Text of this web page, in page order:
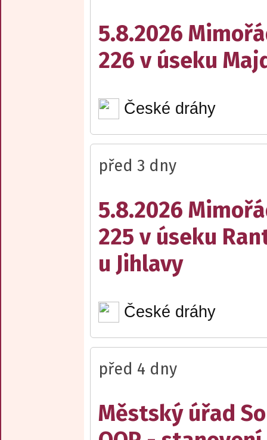
5.8.2026
226 v úseku
České dráhy
před 3 dny
5.8.2026
225 v úseku
u Jihlavy
České dráhy
před 4 dny
Městský úřad